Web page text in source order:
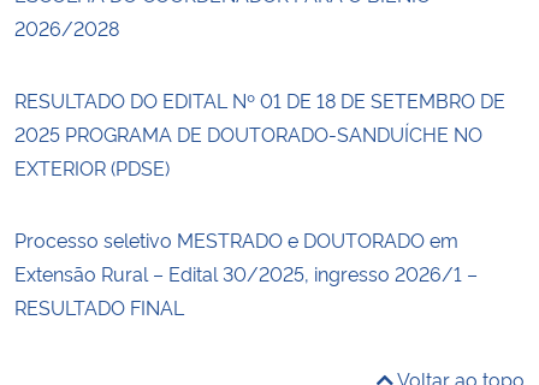
2026/2028
RESULTADO DO EDITAL Nº 01 DE 18 DE SETEMBRO DE
2025 PROGRAMA DE DOUTORADO-SANDUÍCHE NO
EXTERIOR (PDSE)
Processo seletivo MESTRADO e DOUTORADO em
Extensão Rural – Edital 30/2025, ingresso 2026/1 –
RESULTADO FINAL
Voltar ao topo